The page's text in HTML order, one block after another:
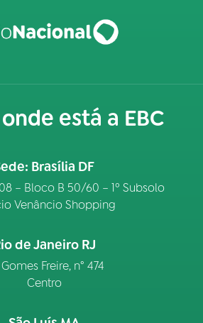
está a EBC
Brasília DF
– Bloco B 50/60 – 1º Subsolo
Venâncio Shopping
de Janeiro RJ
Freire, n° 474
Centro